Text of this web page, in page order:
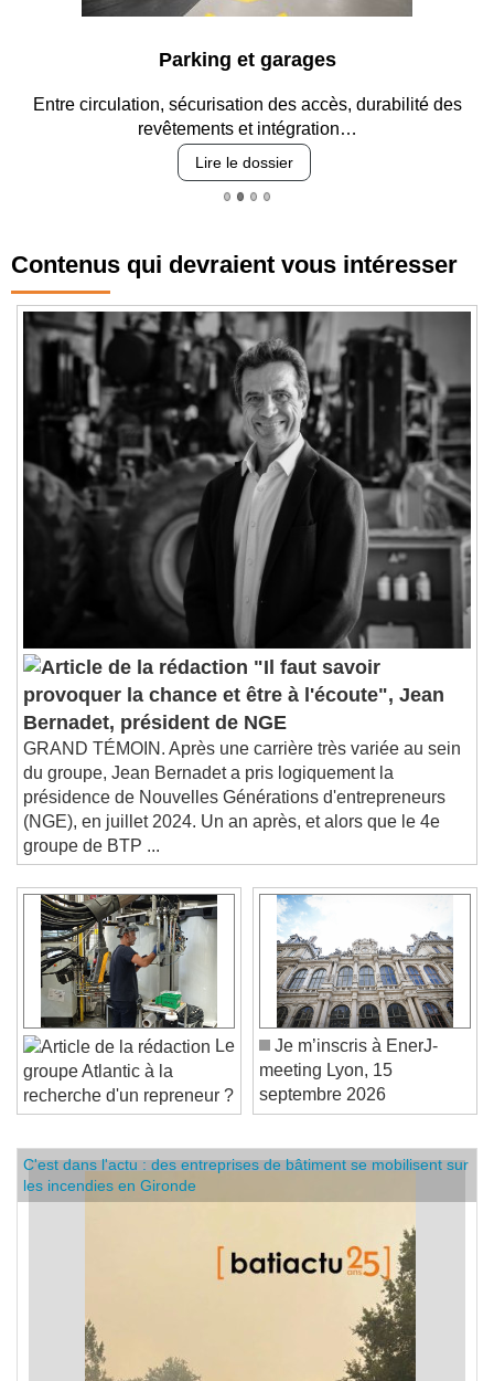
Parking et garages
Entre circulation, sécurisation des accès, durabilité des
revêtements et intégration…
Lire le dossier
Contenus qui devraient vous intéresser
"Il faut savoir
provoquer la chance et être à l'écoute", Jean
Bernadet, président de NGE
GRAND TÉMOIN. Après une carrière très variée au sein
du groupe, Jean Bernadet a pris logiquement la
présidence de Nouvelles Générations d'entrepreneurs
(NGE), en juillet 2024. Un an après, et alors que le 4e
groupe de BTP ...
Le
groupe Atlantic à la
recherche d'un repreneur ?
Je m’inscris à EnerJ-
meeting Lyon, 15
septembre 2026
C'est dans l'actu : des entreprises de bâtiment se mobilisent sur
les incendies en Gironde